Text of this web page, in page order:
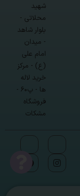
شهید
محلاتی -
بلوار شاهد
- میدان
امام علی
(ع) - مرکز
خرید لاله
ها - پ۶۰ -
فروشگاه
مشکات